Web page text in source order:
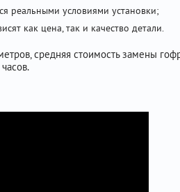
реальными условиями установки;
как цена, так и качество детали.
средняя стоимость замены